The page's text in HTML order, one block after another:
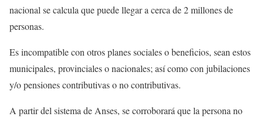
nacional se calcula que puede llegar a cerca de 2 millones de
personas.
Es incompatible con otros planes sociales o beneficios, sean estos
municipales, provinciales o nacionales; así como con jubilaciones
y/o pensiones contributivas o no contributivas.
A partir del sistema de Anses, se corroborará que la persona no